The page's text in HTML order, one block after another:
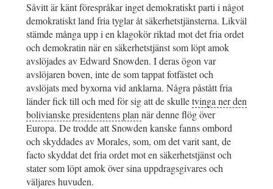
Såvitt är känt förespråkar inget demokratiskt parti i något
demokratiskt land fria tyglar åt säkerhetstjänsterna. Likväl
stämde många upp i en klagokör riktad mot det fria ordet
och demokratin när en säkerhetstjänst som löpt amok
avslöjades av Edward Snowden. I deras ögon var
avslöjaren boven, inte de som tappat fotfästet och
avslöjats med byxorna vid anklarna. Några påstått fria
länder fick till och med för sig att de skulletvinga ner den
bolivianske presidentens plannär denne flög över
Europa. De trodde att Snowden kanske fanns ombord
och skyddades av Morales, som, om det varit sant, de
facto skyddat det fria ordet mot en säkerhetstjänst och
stater som löpt amok över sina uppdragsgivares och
väljares huvuden.